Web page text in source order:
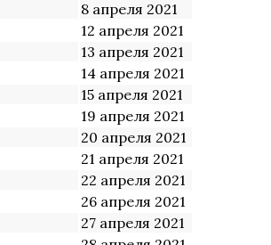
8 апреля 2021
12 апреля 2021
13 апреля 2021
14 апреля 2021
15 апреля 2021
19 апреля 2021
20 апреля 2021
21 апреля 2021
22 апреля 2021
26 апреля 2021
27 апреля 2021